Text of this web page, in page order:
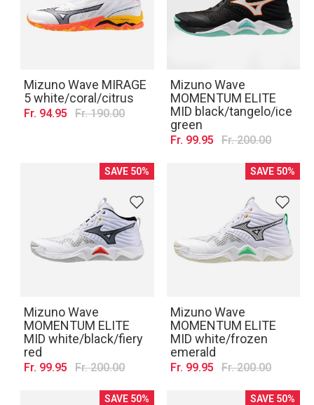
Mizuno Wave MIRAGE
5 white/coral/citrus
Fr. 94.95 Fr. 190.00
Mizuno Wave
MOMENTUM ELITE
MID black/tangelo/ice
green
Fr. 99.95 Fr. 200.00
SAVE 50%
Mizuno Wave
MOMENTUM ELITE
MID white/black/fiery
red
Fr. 99.95 Fr. 200.00
SAVE 50%
Mizuno Wave
MOMENTUM ELITE
MID white/frozen
emerald
Fr. 99.95 Fr. 200.00
SAVE 50% SAVE 50%